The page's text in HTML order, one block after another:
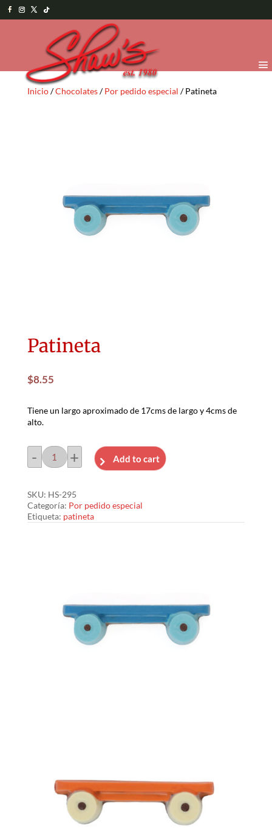
Inicio/Chocolates/Por pedido especial / Patineta
Patineta
$8.55
Tiene un largo aproximado de 17cms de largo y 4cms de
alto.
Patineta
- + Add to cart
SKU: HS-295
Categoría: Por pedido especial
Etiqueta: patineta